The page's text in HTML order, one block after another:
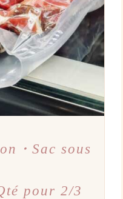
・Sac sous
pour 2/3